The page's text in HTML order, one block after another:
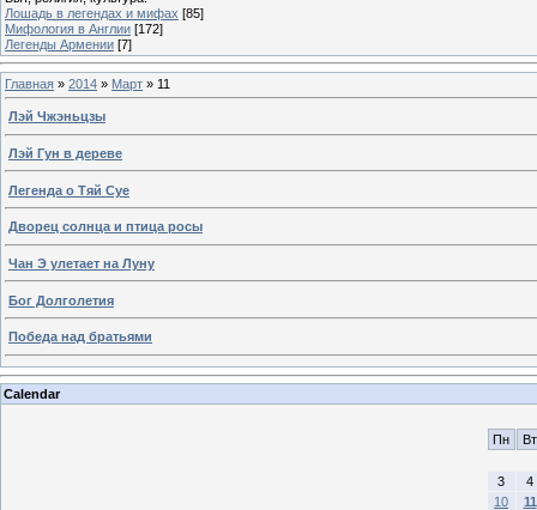
Лошадь в легендах и мифах [85]
Мифология в Англии [172]
Легенды Армении [7]
Главная » 2014 » Март » 11
Лэй Чжэньцзы
Лэй Гун в дереве
Легенда о Тяй Суе
Дворец солнца и птица росы
Чан Э улетает на Луну
Бог Долголетия
Победа над братьями
Calendar
Пн Вт
3
4
10
11